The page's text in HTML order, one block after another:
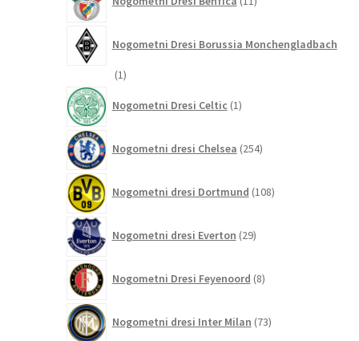
izdelkov
Nogometni Dresi Borussia Monchengladbach
11
Nogometni Dresi Celtic 1izdelek
Nogometni dresi Chelsea 254izdelkov
Nogometni dresi Dortmund 108izdelkov
Nogometni dresi Everton 29izdelkov
Nogometni Dresi Feyenoord 8izdelkov
Nogometni dresi Inter Milan 73izdelkov